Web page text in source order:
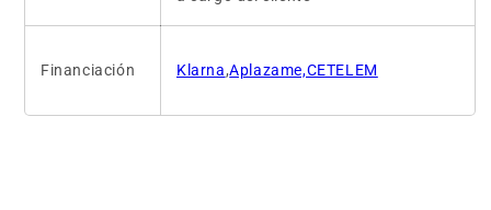
Financiación Klarna,Aplazame,CETELEM